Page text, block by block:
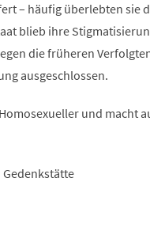
– häufig überlebten sie
blieb ihre
die früheren
ausgeschlossen.
und macht